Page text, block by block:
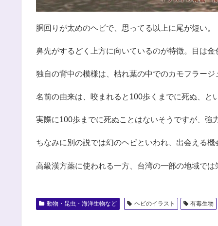
胴回りが太めのヘビで、思ってる以上に尾が短い。
鼻先がするどく上方に向いているのが特徴。目は金
独自の背中の模様は、枯れ葉の中でのカモフラー
名前の由来は、咬まれると100歩くまでに死ぬ、と
実際に100歩までに死ぬことはないそうですが、
ちなみに別の説では幻のヘビといわれ、出会える
高級漢方薬に使われる一方、台湾の一部の地域で
動物・昆虫・海洋生物など ヘビのイラスト 有毒生物